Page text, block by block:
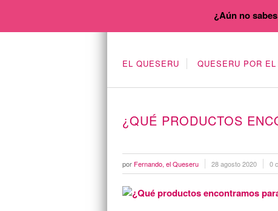
EL QUESERU QUESERU POR EL
¿QUÉ PRODUCTOS
por Fernando, el Queseru 28 agosto 2020 0
¿Aún no